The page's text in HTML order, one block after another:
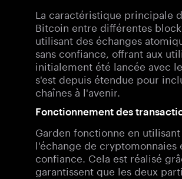
La caractéristique principale
Bitcoin entre différentes
utilisant des échanges
sans confiance, offrant aux
initialement été lancée avec
s'est depuis étendue pour
chaînes à l'avenir.
Fonctionnement des
Garden fonctionne en
l'échange de
confiance. Cela est réalisé
garantissent que les deux